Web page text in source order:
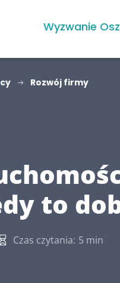
Wyzwanie
Rozwój firmy
to
Czas czytania: 5 min